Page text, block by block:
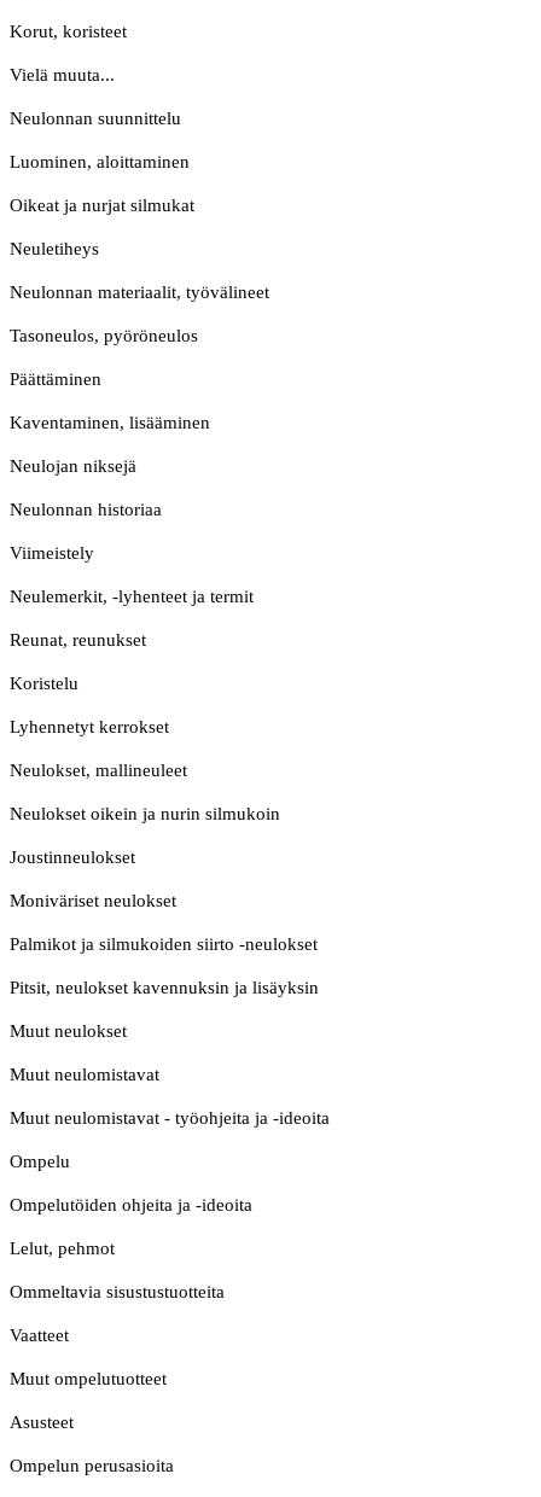
Korut, koristeet
Vielä muuta...
Neulonnan suunnittelu
Luominen, aloittaminen
Oikeat ja nurjat silmukat
Neuletiheys
Neulonnan materiaalit, työvälineet
Tasoneulos, pyöröneulos
Päättäminen
Kaventaminen, lisääminen
Neulojan niksejä
Neulonnan historiaa
Viimeistely
Neulemerkit, -lyhenteet ja termit
Reunat, reunukset
Koristelu
Lyhennetyt kerrokset
Neulokset, mallineuleet
Neulokset oikein ja nurin silmukoin
Joustinneulokset
Moniväriset neulokset
Palmikot ja silmukoiden siirto -neulokset
Pitsit, neulokset kavennuksin ja lisäyksin
Muut neulokset
Muut neulomistavat
Muut neulomistavat - työohjeita ja -ideoita
Ompelu
Ompelutöiden ohjeita ja -ideoita
Lelut, pehmot
Ommeltavia sisustustuotteita
Vaatteet
Muut ompelutuotteet
Asusteet
Ompelun perusasioita